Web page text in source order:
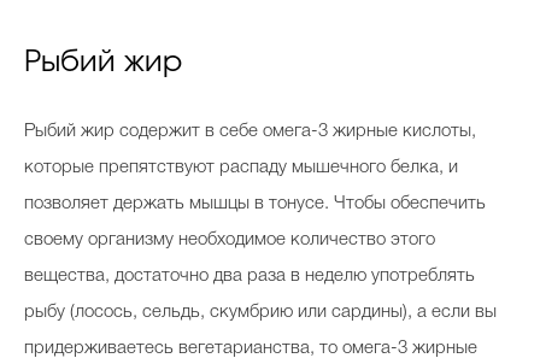
Рыбий жир
Рыбий жир содержит в себе омега-3 жирные кислоты,
которые препятствуют распаду мышечного белка, и
позволяет держать мышцы в тонусе. Чтобы обеспечить
своему организму необходимое количество этого
вещества, достаточно два раза в неделю употреблять
рыбу (лосось, сельдь, скумбрию или сардины), а если вы
придерживаетесь вегетарианства, то омега-3 жирные